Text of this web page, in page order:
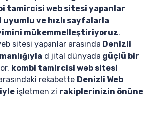
tamircisi web sitesi yapanlar
uyumlu ve hızlı sayfalarla
mükemmelleştiriyoruz.
sitesi yapanlar arasında Denizli
dijital dünyada güçlü bir
kombi tamircisi web sitesi
rekabette Denizli Web
işletmenizi rakiplerinizin önüne